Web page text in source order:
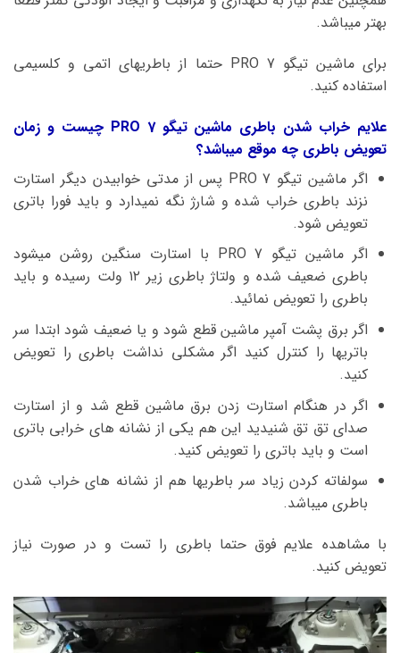
بهتر میباشد.
برای ماشین تیگو 7 PRO حتما از باطریهای اتمی و کلسیمی
استفاده کنید.
علایم خراب شدن باطری ماشین تیگو 7 PRO چیست و زمان
تعویض باطری چه موقع میباشد؟
اگر ماشین تیگو 7 PRO پس از مدتی خوابیدن دیگر استارت
نزند باطری خراب شده و شارژ نگه نمیدارد و باید فورا باتری
تعویض شود.
اگر ماشین تیگو 7 PRO با استارت سنگین روشن میشود
باطری ضعیف شده و ولتاژ باطری زیر ۱۲ ولت رسیده و باید
باطری را تعویض نمائید.
اگر برق پشت آمپر ماشین قطع شود و یا ضعیف شود ابتدا سر
باتریها را کنترل کنید اگر مشکلی نداشت باطری را تعویض
کنید.
اگر در هنگام استارت زدن برق ماشین قطع شد و از استارت
صدای تق تق شنیدید این هم یکی از نشانه های خرابی باتری
است و باید باتری را تعویض کنید.
سولفاته کردن زیاد سر باطریها هم از نشانه های خراب شدن
باطری میباشد.
با مشاهده علایم فوق حتما باطری را تست و در صورت نیاز
تعویض کنید.